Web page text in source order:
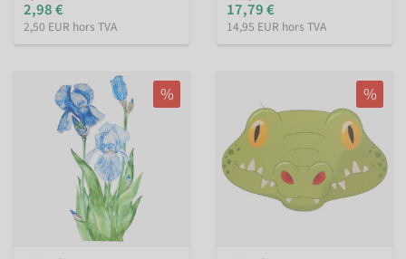
2,98 €
2,50 EUR hors TVA
17,79 €
14,95 EUR hors TVA
% %